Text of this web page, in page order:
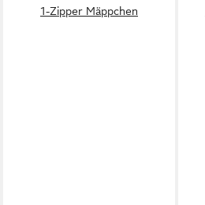
1-Zipper Mäppchen